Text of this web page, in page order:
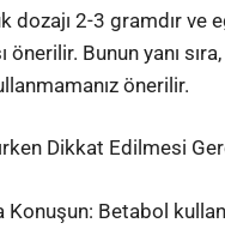
dozajı 2-3 gramdır ve
önerilir. Bunun yanı
önerilir.
Dikkat Edilmesi
Konuşun: Betabol